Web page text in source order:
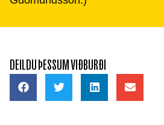
DEILDU ÞESSUM VIÐBURÐI